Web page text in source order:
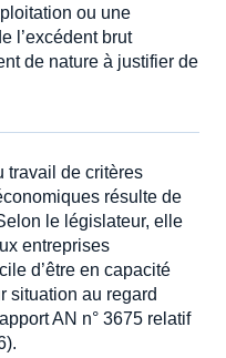
ou une
l’excédent brut
de nature à justifier de
travail de critères
résulte de
le législateur, elle
entreprises
d’être en capacité
situation au regard
AN n° 3675 relatif